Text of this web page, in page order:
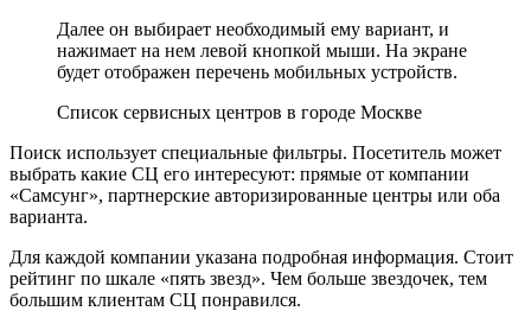
Далее он выбирает необходимый ему вариант, и
нажимает на нем левой кнопкой мыши. На экране
будет отображен перечень мобильных устройств.
Список сервисных центров в городе Москве
Поиск использует специальные фильтры. Посетитель может
выбрать какие СЦ его интересуют: прямые от компании
«Самсунг», партнерские авторизированные центры или оба
варианта.
Для каждой компании указана подробная информация. Стоит
рейтинг по шкале «пять звезд». Чем больше звездочек, тем
большим клиентам СЦ понравился.